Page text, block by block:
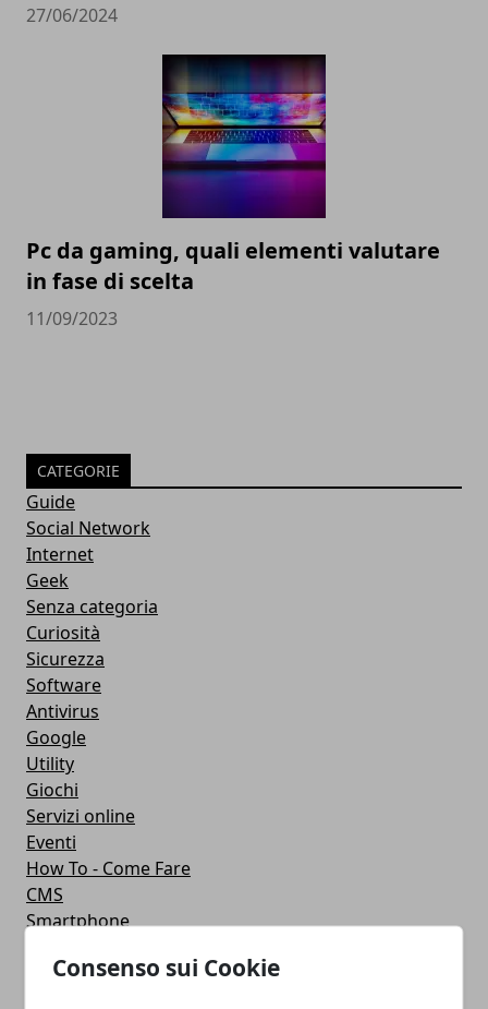
Consenso sui Cookie
27/06/2024
Pc da gaming, quali elementi valutare
in fase di scelta
11/09/2023
CATEGORIE
Guide
Social Network
Internet
Geek
Senza categoria
Curiosità
Sicurezza
Software
Antivirus
Google
Utility
Giochi
Servizi online
Eventi
How To - Come Fare
CMS
Smartphone
Apple